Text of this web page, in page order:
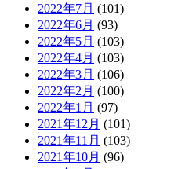
2022年7月 (101)
2022年6月 (93)
2022年5月 (103)
2022年4月 (103)
2022年3月 (106)
2022年2月 (100)
2022年1月 (97)
2021年12月 (101)
2021年11月 (103)
2021年10月 (96)